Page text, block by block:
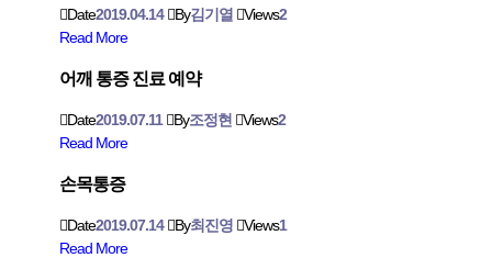
Date2019.04.14 By김기열 Views2
Read More
어깨 통증 진료 예약
Date2019.07.11 By조정현 Views2
Read More
손목통증
Date2019.07.14 By최진영 Views1
Read More